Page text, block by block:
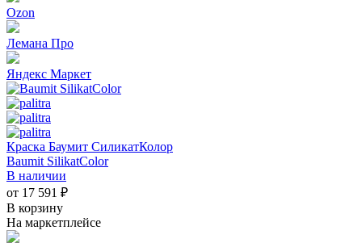
Ozon
Лемана Про
Яндекс Маркет
Краска Баумит СиликатКолор
Baumit SilikatColor
В наличии
от 17 591 ₽
В корзину
На маркетплейсе